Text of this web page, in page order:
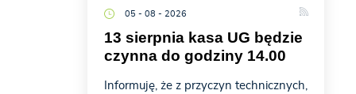
05 - 08 - 2026
13 sierpnia kasa UG będzie
czynna do godziny 14.00
Informuję, że z przyczyn technicznych,